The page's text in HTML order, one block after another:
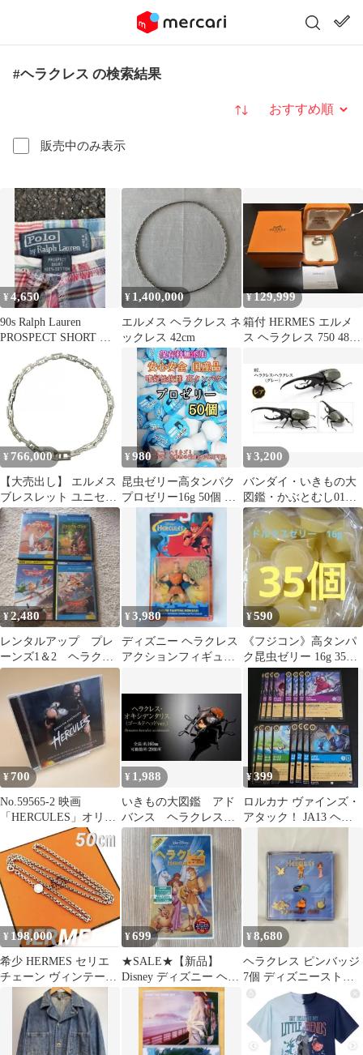
#ヘラクレス の検索結果
販売中のみ表示
並び替え
¥4,650
90s Ralph Lauren
PROSPECT SHORT パ
ッチワーク
¥ 1,400,000
エルメス ヘラクレス ネ
ックレス 42cm
¥129,999
箱付 HERMES エルメ
ス ヘラクレス 750 48
¥ 766,000
【大売出し】 エルメス
ブレスレット ユニセッ
クス ヘラクレス 19 ジ
ュエリー アクセサリー
ヴィンテージ MM メン
ズ レディース
HERMES シルバー925
約8.0g【中古品】
¥980
昆虫ゼリー高タンパク
プロゼリー16g 50個 ク
ワガタ カブトムシ 小動
¥3,200
バンダイ・いきもの大
図鑑・かぶとむし01・
レア枠・ヘラクレスヘ
ラクレス・グレー
¥2,480
レンタルアップ プレ
ーンズ1＆2 ヘラクレ
ス ジャングルブッ
ク Blu-ray
¥3,980
ディズニー ヘラクレス
アクションフィギュア
¥590
《フジコン》高タンパ
ク昆虫ゼリー 16g 35
個 ドルクスゼリー ワ
イドS
¥700
No.59565-2 映画
「HERCULES」オリジ
ナルサウンドトラック
¥ 1,988
いきもの大図鑑 アド
バンス ヘラクレス・
オキシデンタリス オ
ンライン版 訳あり
¥399
ロルカナ ヴァインズ・
アタック！ JA13 ヘラ
¥ 198,000
希少 HERMES セリエ
チェーン ヴィンテージ
ネックレス 50㎝ リマ
¥699
★SALE★【新品】
Disney ディズニー ヘラ
クレス キッズ 子供
¥8,680
ヘラクレス ピンバッジ
7個 ディズニーストア
Hercules pin 1997